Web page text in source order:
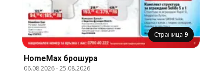
Страница 9
HomeMax брошура
06.08.2026-25.08.2026